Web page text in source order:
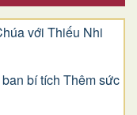
với Thiếu Nhi
bí tích Thêm sức